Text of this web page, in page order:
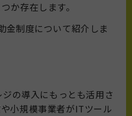
か存在します。
金制度について紹介しま
の導入にもっとも活用さ
小規模事業者がITツール